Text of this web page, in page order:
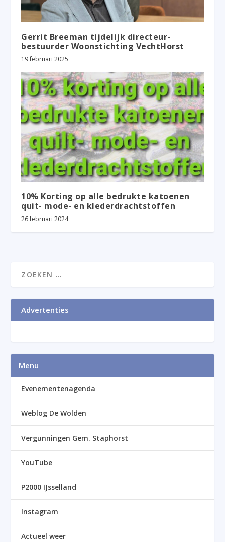
Gerrit Breeman tijdelijk directeur-
bestuurder Woonstichting VechtHorst
19 februari 2025
10% Korting op alle bedrukte katoenen
quit- mode- en klederdrachtstoffen
26 februari 2024
Advertenties
Menu
Evenementenagenda
Weblog De Wolden
Vergunningen Gem. Staphorst
YouTube
P2000 IJsselland
Instagram
Actueel weer